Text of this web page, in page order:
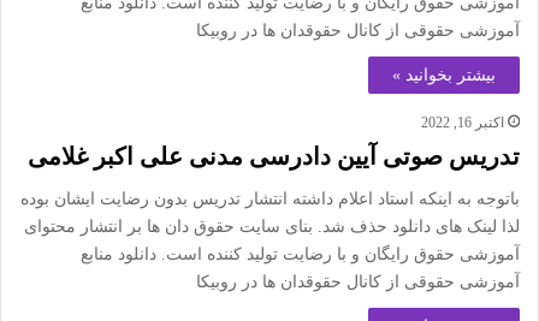
آموزشی حقوقی از کانال حقوقدان ها در روبیکا
بیشتر بخوانید »
اکتبر 16, 2022
تدریس صوتی آیین دادرسی مدنی علی اکبر غلامی
باتوجه به اینکه استاد اعلام داشته انتشار تدریس بدون رضایت ایشان بوده
لذا لینک های دانلود حذف شد. بنای سایت حقوق دان ها بر انتشار محتوای
آموزشی حقوق رایگان و با رضایت تولید کننده است. دانلود منابع
آموزشی حقوقی از کانال حقوقدان ها در روبیکا